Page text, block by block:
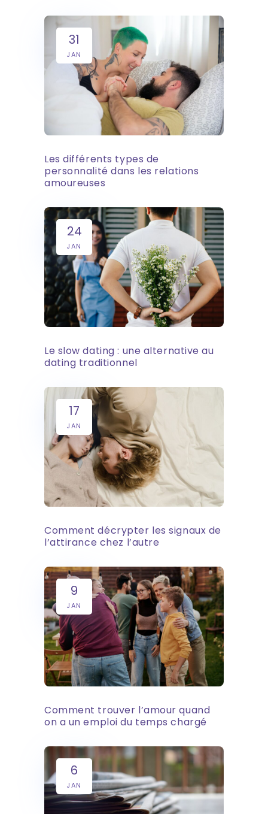
31
JAN
Les différents types de
personnalité dans les relations
amoureuses
24
JAN
Le slow dating : une alternative au
dating traditionnel
17
JAN
Comment décrypter les signaux de
l’attirance chez l’autre
9
JAN
Comment trouver l’amour quand
on a un emploi du temps chargé
6
JAN